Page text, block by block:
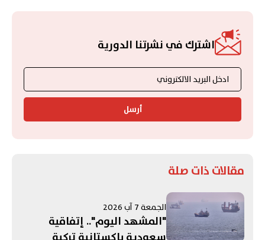
اشترك في نشرتنا الدورية
أرسل
مقالات ذات صلة
الجمعة 7 آب 2026
"المشهد اليوم".. إتفاقية